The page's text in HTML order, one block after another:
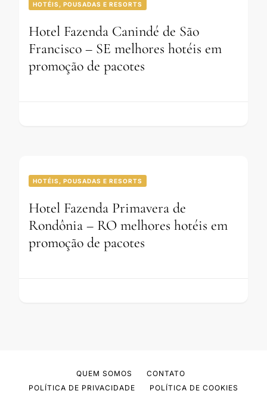
HOTÉIS, POUSADAS E RESORTS
Hotel Fazenda Canindé de São
Francisco – SE melhores hotéis em
promoção de pacotes
HOTÉIS, POUSADAS E RESORTS
Hotel Fazenda Primavera de
Rondônia – RO melhores hotéis em
promoção de pacotes
QUEM SOMOS
CONTATO
POLÍTICA DE PRIVACIDADE
POLÍTICA DE COOKIES